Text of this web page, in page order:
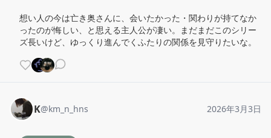
想い人の今は亡き奥さんに、会いたかった・関わりが持てなか
ったのが悔しい、と思える主人公が凄い。まだまだこのシリー
ズ長いけど、ゆっくり進んでくふたりの関係を見守りたいな。
K@km_n_hns 2026年3月3日